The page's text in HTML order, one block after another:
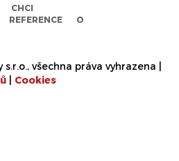
CHCI
REFERENCE
O
všechna práva vyhrazena |
Cookies